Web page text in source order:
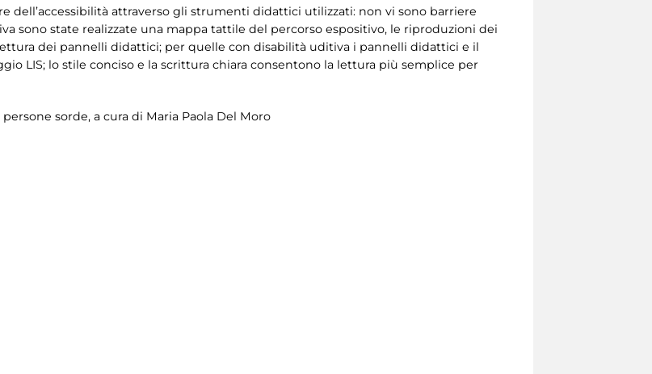
dell’accessibilità attraverso gli strumenti didattici utilizzati: non vi sono barriere
sono state realizzate una mappa tattile del percorso espositivo, le riproduzioni dei
dei pannelli didattici; per quelle con disabilità uditiva i pannelli didattici e il
LIS; lo stile conciso e la scrittura chiara consentono la lettura più semplice per
persone sorde, a cura di Maria Paola Del Moro